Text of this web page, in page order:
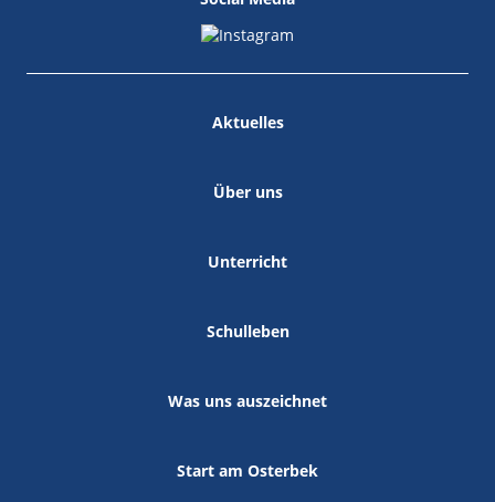
Aktuelles
Über uns
Unterricht
Schulleben
Was uns auszeichnet
Start am Osterbek